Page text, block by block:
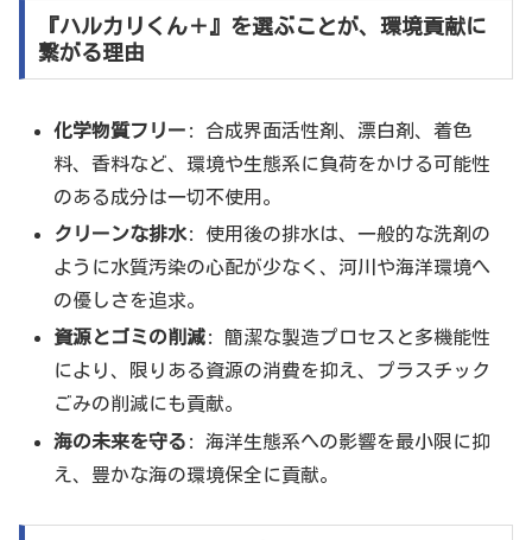
『ハルカリくん＋』を選ぶことが、環境貢献に
繋がる理由
化学物質フリー : 合成界面活性剤、漂白剤、着色
料、香料など、環境や生態系に負荷をかける可能性
のある成分は一切不使用。
クリーンな排水: 使用後の排水は、一般的な洗剤の
ように水質汚染の心配が少なく、河川や海洋環境へ
の優しさを追求。
資源とゴミの削減: 簡潔な製造プロセスと多機能性
により、限りある資源の消費を抑え、プラスチック
ごみの削減にも貢献。
海の未来を守る : 海洋生態系への影響を最小限に抑
え、豊かな海の環境保全に貢献。